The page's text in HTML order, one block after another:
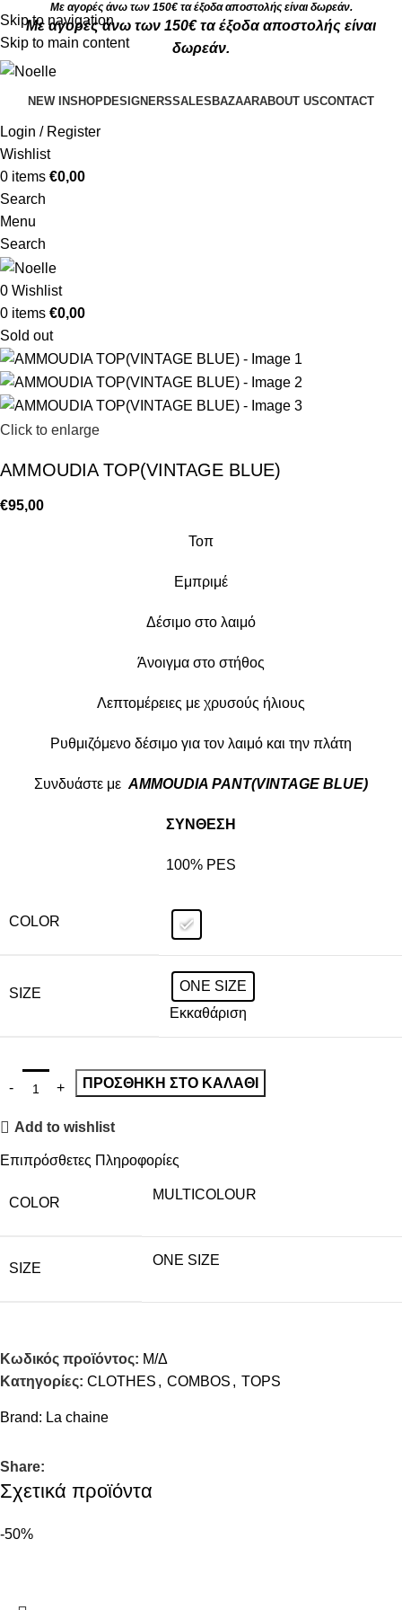
Skip to navigation
Skip to main content
Με αγορές άνω των 150€ τα έξοδα αποστολής είναι δωρεάν.
Με αγορές άνω των 150€ τα έξοδα αποστολής είναι
δωρεάν.
NEW INSHOPDESIGNERSSALES BAZAARABOUT USCONTACT
Login / Register
Wishlist
0 items €0,00
Search
Menu
Search
0 Wishlist
0 items €0,00
Sold out
Click to enlarge
AMMOUDIA TOP(VINTAGE BLUE)
€95,00
Τοπ
Εμπριμέ
Δέσιμο στο λαιμό
Άνοιγμα στο στήθος
Λεπτομέρειες με χρυσούς ήλιους
Ρυθμιζόμενο δέσιμο για τον λαιμό και την πλάτη
Συνδυάστε με AMMOUDIA PANT(VINTAGE BLUE)
ΣΥΝΘΕΣΗ
100% PES
COLOR
SIZE
ONE SIZE
Εκκαθάριση
ΠΡΟΣΘΉΚΗ ΣΤΟ ΚΑΛΆΘΙ
Add to wishlist
Επιπρόσθετες Πληροφορίες
COLOR
MULTICOLOUR
SIZE
ONE SIZE
Κωδικός προϊόντος: Μ/Δ
Κατηγορίες: CLOTHES , COMBOS , TOPS
Brand: La chaine
Share:
Σχετικά προϊόντα
-50%